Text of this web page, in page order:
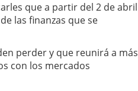
Promotor privado
para gestionar tus
financiera: cómo anticiparte
que a partir del 2 de abril
las finanzas que se
perder y que reunirá a más
con los mercados